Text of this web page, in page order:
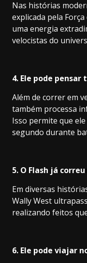
Nas histórias
explicada pela Força
uma energia
velocistas do
4. Ele pode
Além de correr em
também processa
Isso permite que
segundo durante
5. O Flash já
Em diversas
Wally West
realizando feitos
6. Ele pode viajar